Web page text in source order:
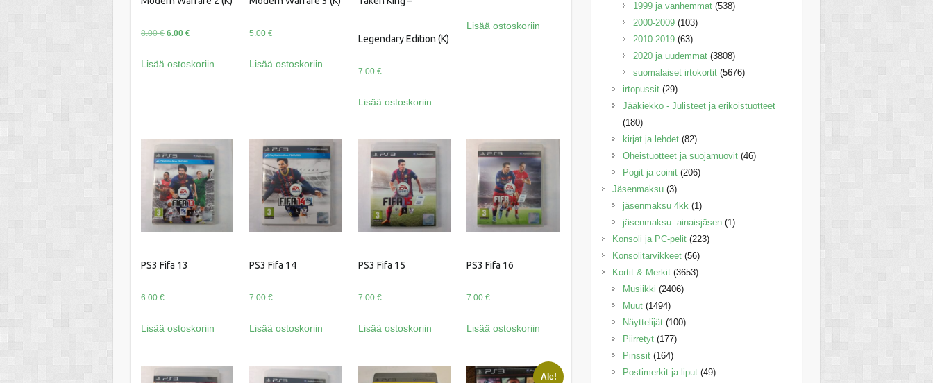
8.00€ Alkuperäinen
oli:
6.00 €Nykyinen
on:
Lisää ostoskoriin
5.00€
Lisää ostoskoriin
Legendary Edition (K)
7.00 €
Lisää ostoskoriin
Lisää ostoskoriin
PS3 Fifa 13
6.00 €
Lisää ostoskoriin
PS3 Fifa 14
7.00€
Lisää ostoskoriin
PS3 Fifa 15
7.00 €
Lisää ostoskoriin
PS3 Fifa 16
7.00€
Lisää ostoskoriin
Ale!
1999 ja vanhemmat (538)
2000-2009 (103)
2010-2019 (63)
2020 ja uudemmat (3808)
suomalaiset irtokortit (5676)
irtopussit (29)
Jääkiekko - Julisteet ja erikoistuotteet
(180)
kirjat ja lehdet (82)
Oheistuotteet ja suojamuovit (46)
Pogit ja coinit (206)
Jäsenmaksu (3)
jäsenmaksu 4kk (1)
jäsenmaksu- ainaisjäsen (1)
Konsoli ja PC-pelit (223)
Konsolitarvikkeet (56)
Kortit & Merkit (3653)
Musiikki (2406)
Muut (1494)
Näyttelijät (100)
Piirretyt (177)
Pinssit (164)
Postimerkit ja liput (49)